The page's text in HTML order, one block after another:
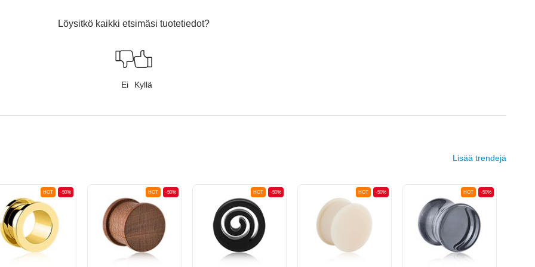
Löysitkö kaikki etsimäsi tuotetiedot?
Ei Kyllä
Lisää trendejä
-50%
HOT -50%
HOT -50%
HOT -50%
HOT -50%
HOT